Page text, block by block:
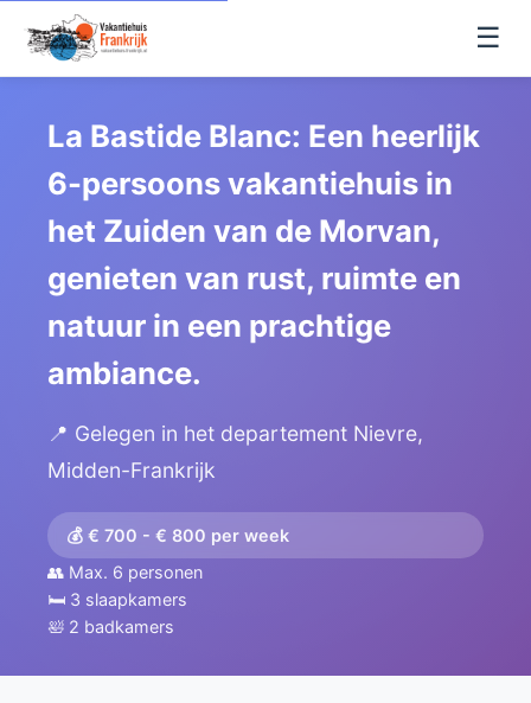
☰
La Bastide Blanc: Een heerlijk
6-persoons vakantiehuis in
het Zuiden van de Morvan,
genieten van rust, ruimte en
natuur in een prachtige
ambiance.
📍 Gelegen in het departement Nievre,
Midden-Frankrijk
💰 € 700 - € 800 per week
👥 Max. 6 personen
🛏️ 3 slaapkamers
🛀 2 badkamers